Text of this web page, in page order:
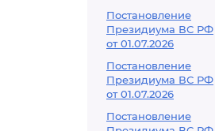
Постановление
Президиума ВС РФ
от 01.07.2026
Постановление
Президиума ВС РФ
от 01.07.2026
Постановление